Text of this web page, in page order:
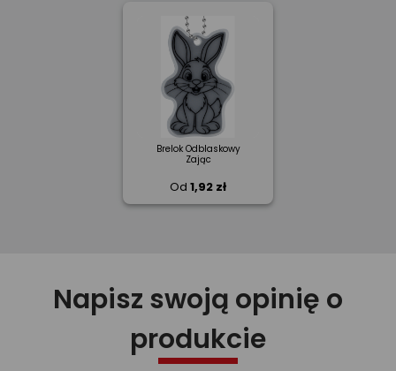
Brelok Odblaskowy
Zając
Od 1,92 zł
Napisz swoją opinię o
produkcie